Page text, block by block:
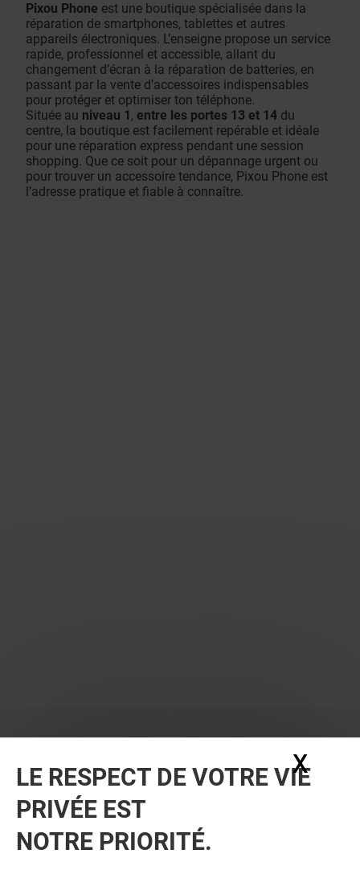
Pixou Phone est une boutique spécialisée dans la
réparation de smartphones, tablettes et autres
appareils électroniques. L’enseigne propose un service
rapide, professionnel et accessible, allant du
changement d’écran à la réparation de batteries, en
passant par la vente d’accessoires indispensables
pour protéger et optimiser ton téléphone.
Située au niveau 1 , entre les portes 13 et 14 du
centre, la boutique est facilement repérable et idéale
pour une réparation express pendant une session
shopping. Que ce soit pour un dépannage urgent ou
pour trouver un accessoire tendance, Pixou Phone est
l’adresse pratique et fiable à connaître.
LE RESPECT DE VOTRE VIE
PRIVÉE EST
NOTRE PRIORITÉ.
X